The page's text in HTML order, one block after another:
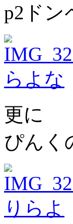
p2ドン
更に
ぴんく